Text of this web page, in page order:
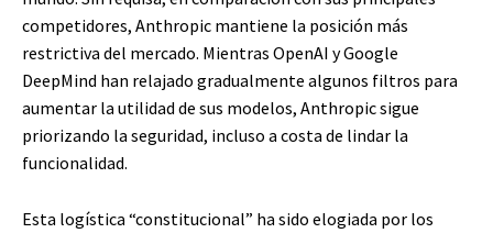
competidores, Anthropic mantiene la posición más
restrictiva del mercado. Mientras OpenAI y Google
DeepMind han relajado gradualmente algunos filtros para
aumentar la utilidad de sus modelos, Anthropic sigue
priorizando la seguridad, incluso a costa de lindar la
funcionalidad.
Esta logística “constitucional” ha sido elogiada por los